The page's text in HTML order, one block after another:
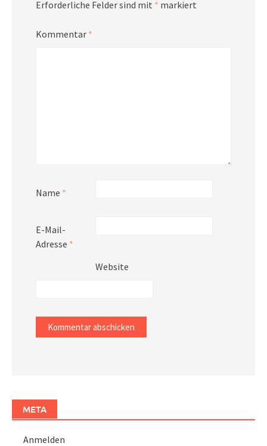
Erforderliche Felder sind mit * markiert
Kommentar *
Name *
E-Mail-
Adresse *
Website
META
Anmelden